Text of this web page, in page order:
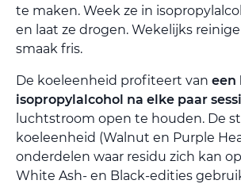
te maken. Week ze in
en laat ze drogen. Wekelijks
smaak fris.
De koeleenheid profiteert van een
isopropylalcohol na elke paar
luchtstroom open te houden. De
koeleenheid (Walnut en Purple
onderdelen waar residu zich kan
White Ash- en Black-edities